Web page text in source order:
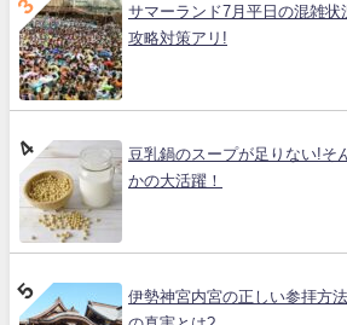
サマーランド7月平日の混雑状
攻略対策アリ!
豆乳鍋のスープが足りない!そ
かの大活躍！
伊勢神宮内宮の正しい参拝方